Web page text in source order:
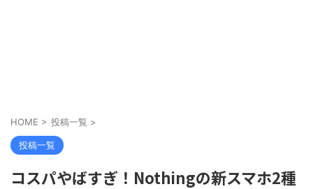
HOME > 投稿一覧 >
投稿一覧
コスパやばすぎ！Nothingの新スマホ2種